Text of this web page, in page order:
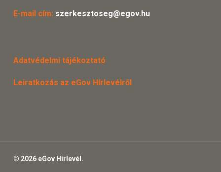
E-mail cím: szerkesztoseg@egov.hu
Adatvédelmi tájékoztató
Leiratkozás az eGov Hírlevélről
© 2026 eGov Hírlevél.